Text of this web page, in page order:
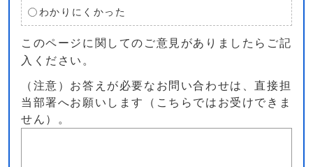
わかりにくかった
このページに関してのご意見がありましたらご記
入ください。
（注意）お答えが必要なお問い合わせは、直接担
当部署へお願いします（こちらではお受けできま
せん）。